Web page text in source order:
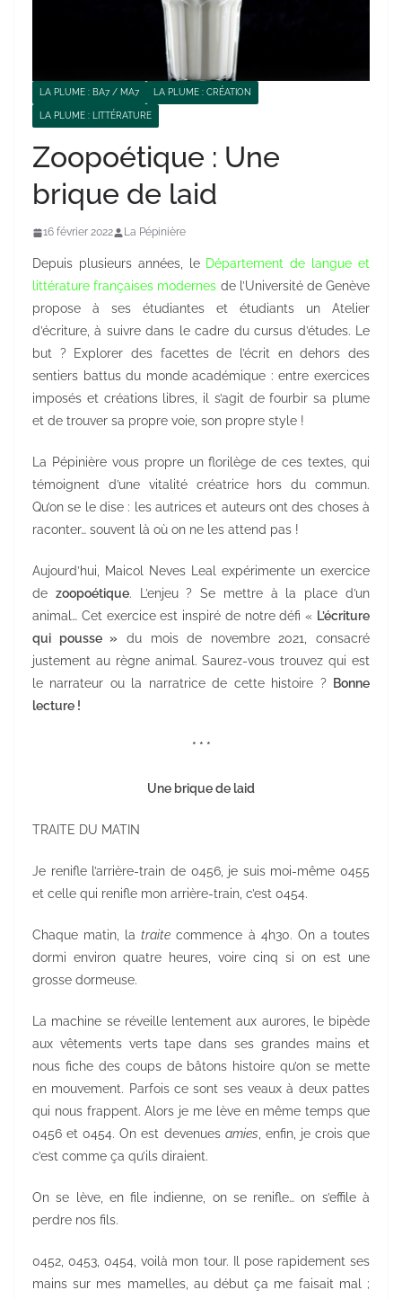
LA PLUME : BA7 / MA7 LA PLUME : CRÉATION
LA PLUME : LITTÉRATURE
Zoopoétique : Une
brique de laid
16 février 2022 La Pépinière
Depuis plusieurs années, le Département de langue et
littérature françaises modernes de l’Université de Genève
propose à ses étudiantes et étudiants un Atelier
d’écriture, à suivre dans le cadre du cursus d’études. Le
but ? Explorer des facettes de l’écrit en dehors des
sentiers battus du monde académique : entre exercices
imposés et créations libres, il s’agit de fourbir sa plume
et de trouver sa propre voie, son propre style !
La Pépinière vous propre un florilège de ces textes, qui
témoignent d’une vitalité créatrice hors du commun.
Qu’on se le dise : les autrices et auteurs ont des choses à
raconter… souvent là où on ne les attend pas !
Aujourd’hui, Maicol Neves Leal expérimente un exercice
de zoopoétique. L’enjeu ? Se mettre à la place d’un
animal… Cet exercice est inspiré de notre défi « L’écriture
qui pousse » du mois de novembre 2021, consacré
justement au règne animal. Saurez-vous trouvez qui est
le narrateur ou la narratrice de cette histoire ?
Bonne
lecture !
* * *
Une brique de laid
TRAITE DU MATIN
Je renifle l’arrière-train de 0456, je suis moi-même 0455
et celle qui renifle mon arrière-train, c’est 0454.
Chaque matin, latraite commence à 4h30. On a toutes
dormi environ quatre heures, voire cinq si on est une
grosse dormeuse.
La machine se réveille lentement aux aurores, le bipède
aux vêtements verts tape dans ses grandes mains et
nous fiche des coups de bâtons histoire qu’on se mette
en mouvement. Parfois ce sont ses veaux à deux pattes
qui nous frappent. Alors je me lève en même temps que
0456 et 0454. On est devenues amies , enfin, je crois que
c’est comme ça qu’ils diraient.
On se lève, en file indienne, on se renifle… on s’effile à
perdre nos fils.
0452, 0453, 0454, voilà mon tour. Il pose rapidement ses
mains sur mes mamelles, au début ça me faisait mal ;